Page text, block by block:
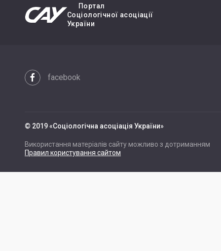
Портал
Cоціологічної асоціації
України
facebook
© 2019 «Cоціологічна асоціація України»
Використання матеріалів сайту можливо з дотриманням
Правил користування сайтом